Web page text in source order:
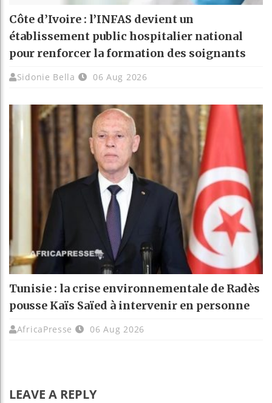
Côte d’Ivoire : l’INFAS devient un
établissement public hospitalier national
pour renforcer la formation des soignants
Sidonie Bella 06 Aug 2026
Tunisie : la crise environnementale de Radès
pousse Kaïs Saïed à intervenir en personne
AfricaPresse 06 Aug 2026
LEAVE A REPLY